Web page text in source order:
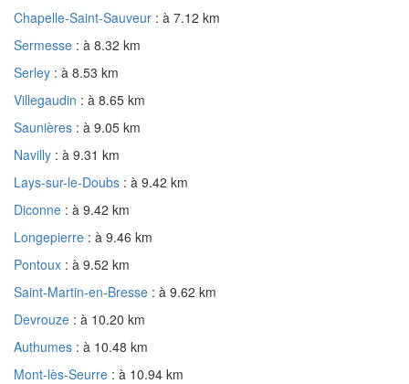
Chapelle-Saint-Sauveur : à 7.12 km
Sermesse : à 8.32 km
Serley : à 8.53 km
Villegaudin : à 8.65 km
Saunières : à 9.05 km
Navilly : à 9.31 km
Lays-sur-le-Doubs : à 9.42 km
Diconne : à 9.42 km
Longepierre : à 9.46 km
Pontoux : à 9.52 km
Saint-Martin-en-Bresse : à 9.62 km
Devrouze : à 10.20 km
Authumes : à 10.48 km
Mont-lès-Seurre : à 10.94 km